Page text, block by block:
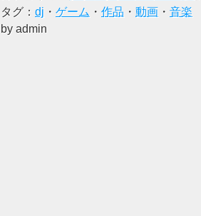
タグ： dj ・ ゲーム ・ 作品 ・ 動画 ・ 音楽
by admin